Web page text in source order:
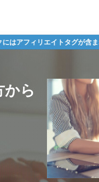
が含まれており、それらの
から